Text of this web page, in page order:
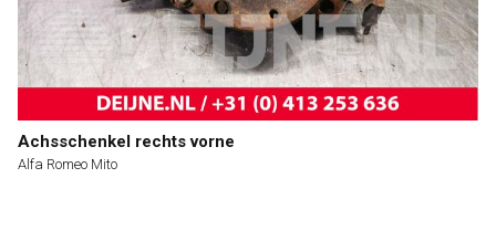
Achsschenkel rechts vorne
Alfa Romeo Mito